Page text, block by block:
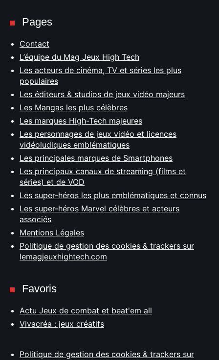
Pages
Contact
L’équipe du Mag Jeux High Tech
Les acteurs de cinéma, TV et séries les plus
populaires
Les éditeurs & studios de jeux vidéo majeurs
Les Mangas les plus célèbres
Les marques High-Tech majeures
Les personnages de jeux vidéo et licences
vidéoludiques emblématiques
Les principales marques de Smartphones
Les principaux canaux de streaming (films et
séries) et de VOD
Les super-héros les plus emblématiques et connus
Les super-héros Marvel célèbres et acteurs
associés
Mentions Légales
Politique de gestion des cookies & trackers sur
lemagjeuxhightech.com
Favoris
Actu Jeux de combat et beat'em all
Vivacréa : jeux créatifs
Politique de gestion des cookies & trackers sur